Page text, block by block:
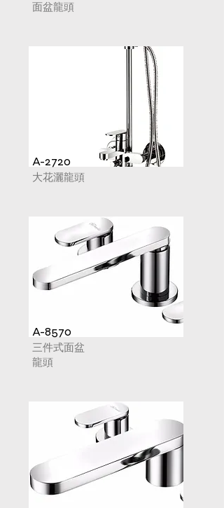
面盆龍頭
A-2720
大花灑龍頭
A-8570
三件式面盆
龍頭